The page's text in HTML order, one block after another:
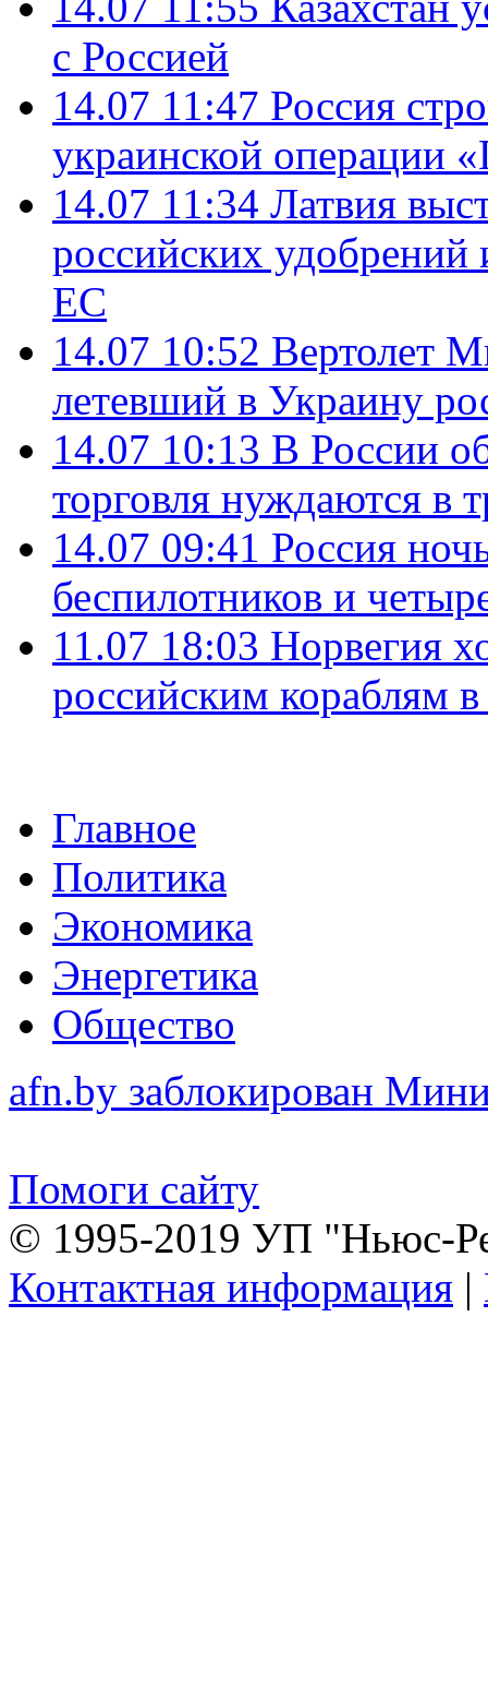
с Россией
14.07 11:47 Россия
украинской операции
14.07 11:34 Латвия
российских
ЕС
14.07 10:52 Вертолет
летевший в Украину
14.07 10:13 В России
торговля нуждаются в
14.07 09:41 Россия
беспилотников и
11.07 18:03 Норвегия
российским кораблям
Главное
Политика
Экономика
Энергетика
Общество
afn.by заблокирован
Помоги сайту
© 1995-2019 УП "Ньюс-
Контактная информация |